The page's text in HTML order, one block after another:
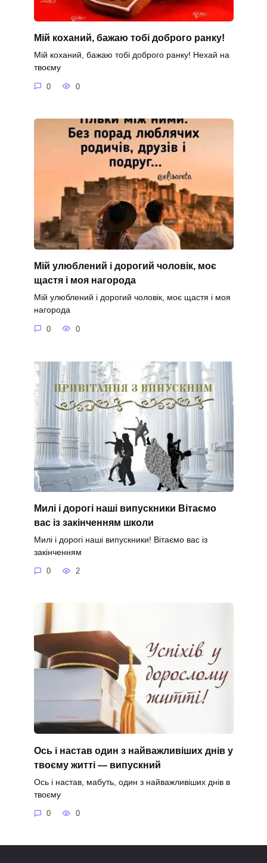
Мій коханий, бажаю тобі доброго ранку!
Мій коханий, бажаю тобі доброго ранку! Нехай на
твоєму
0 0
Мій улюблений і дорогий чоловік, моє
щастя і моя нагорода
Мій улюблений і дорогий чоловік, моє щастя і моя
нагорода
0 0
Милі і дорогі наші випускники Вітаємо
вас із закінченням школи
Милі і дорогі наші випускники! Вітаємо вас із
закінченням
0 2
Ось і настав один з найважливіших днів у
твоєму житті — випускний
Ось і настав, мабуть, один з найважливіших днів в
твоєму
0 0